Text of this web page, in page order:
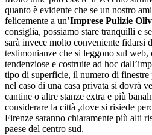
quanto è evidente che se un nostro
felicemente a un’Imprese Pulizie
consiglia, possiamo stare tranquilli e
sarà invece molto conveniente fidarsi
testimonianze che si leggono sul web,
tendenziose e costruite ad hoc
tipo di superficie, il numero di
nel caso di una casa privata si dovrà
cantine o altre stanze extra e più
considerare la città ,dove si risiede
Firenze saranno chiaramente più alti
paese del centro sud.